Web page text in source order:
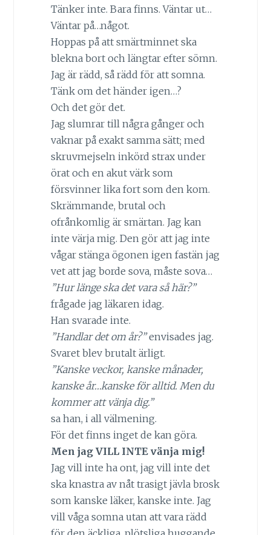
Tänker inte. Bara finns. Väntar ut…
Väntar på…något.
Hoppas på att smärtminnet ska
blekna bort och längtar efter sömn.
Jag är rädd, så rädd för att somna.
Tänk om det händer igen…?
Och det gör det.
Jag slumrar till några gånger och
vaknar på exakt samma sätt; med
skruvmejseln inkörd strax under
örat och en akut värk som
försvinner lika fort som den kom.
Skrämmande, brutal och
ofrånkomlig är smärtan. Jag kan
inte värja mig. Den gör att jag inte
vågar stänga ögonen igen fastän jag
vet att jag borde sova, måste sova…
”Hur länge ska det vara så här?”
frågade jag läkaren idag.
Han svarade inte.
”Handlar det om år?”envisades jag.
Svaret blev brutalt ärligt.
”Kanske veckor, kanske månader,
kanske år…kanske för alltid. Men du
kommer att vänja dig.”
sa han, i all välmening.
För det finns inget de kan göra.
Men jag VILL INTE vänja mig!
Jag vill inte ha ont, jag vill inte det
ska knastra av nåt trasigt jävla brosk
som kanske läker, kanske inte. Jag
vill våga somna utan att vara rädd